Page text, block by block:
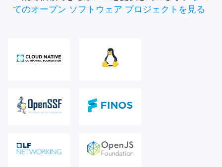
てのオープン ソフトウェア プロジェクトを見る